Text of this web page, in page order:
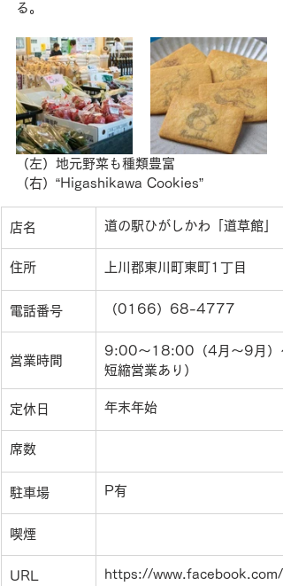
る。
（左）地元野菜も種類豊富
（右）“Higashikawa Cookies”
店名 道の駅ひがしかわ「道草館」
住所 上川郡東川町東町1丁目
電話番号 （0166）68-4777
営業時間
9:00～18:00（4月～9月
短縮営業あり）
定休日 年末年始
席数
駐車場 P有
喫煙
URL https://